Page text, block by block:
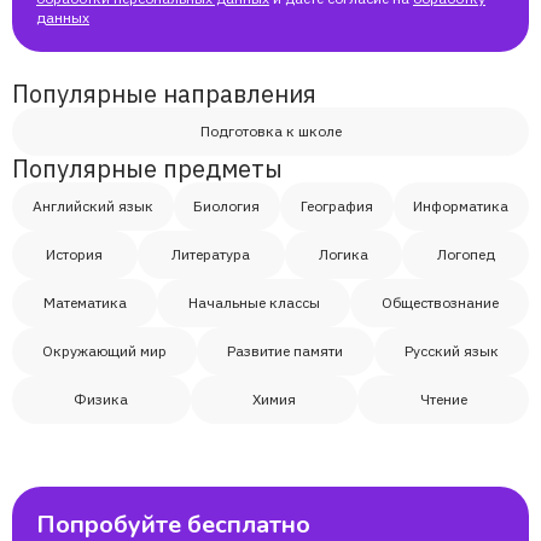
Наталья
Хатиа
Инна
Хатиа
данных
Популярные направления
Подготовка к школе
Популярные предметы
Английский язык Биология География Информатика
История Литература Логика Логопед
Математика Начальные классы Обществознание
Окружающий мир Развитие памяти Русский язык
Физика Химия Чтение
Попробуйте бесплатно